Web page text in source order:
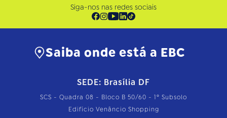
Siga-nos nas redes sociais
Saiba onde está a EBC
SEDE: Brasília DF
SCS - Quadra 08 - Bloco B 50/60 - 1º Subsolo
Edifício Venâncio Shopping